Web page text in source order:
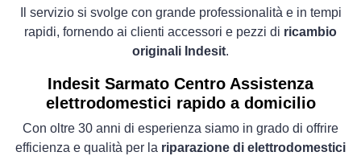
Il servizio si svolge con grande professionalità e in tempi
rapidi, fornendo ai clienti accessori e pezzi di ricambio
originali Indesit.
Indesit Sarmato Centro Assistenza
elettrodomestici rapido a domicilio
Con oltre 30 anni di esperienza siamo in grado di offrire
efficienza e qualità per la riparazione di elettrodomestici